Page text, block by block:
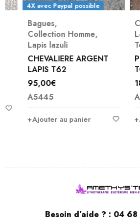
4X avec Paypal possible
Bagues,
Collection Homme,
Lapis lazuli
CHEVALIERE ARGENT
LAPIS T62
95,00€
A5445
Ajouter au panier
Les
18,00
Besoin d’aide ? : 04 68